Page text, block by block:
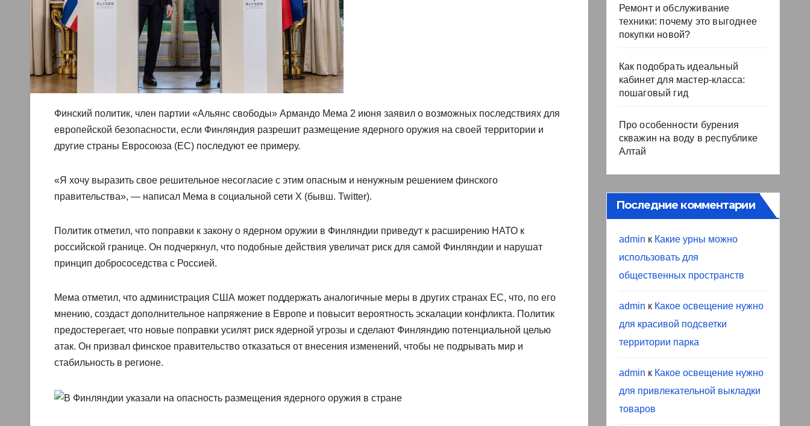
Финский политик, член партии «Альянс свободы» Армандо Мема 2 июня заявил о возможных последствиях для
европейской безопасности, если Финляндия разрешит размещение ядерного оружия на своей территории и
другие страны Евросоюза (ЕС) последуют ее примеру.
«Я хочу выразить свое решительное несогласие с этим опасным и ненужным решением финского
правительства», — написал Мема в социальной сети X (бывш. Twitter).
Политик отметил, что поправки к закону о ядерном оружии в Финляндии приведут к расширению НАТО к
российской границе. Он подчеркнул, что подобные действия увеличат риск для самой Финляндии и нарушат
принцип добрососедства с Россией.
Мема отметил, что администрация США может поддержать аналогичные меры в других странах ЕС, что, по его
мнению, создаст дополнительное напряжение в Европе и повысит вероятность эскалации конфликта. Политик
предостерегает, что новые поправки усилят риск ядерной угрозы и сделают Финляндию потенциальной целью
атак. Он призвал финское правительство отказаться от внесения изменений, чтобы не подрывать мир и
стабильность в регионе.
Ремонт и обслуживание
техники: почему это выгоднее
покупки новой?
Как подобрать идеальный
кабинет для мастер-класса:
пошаговый гид
Про особенности бурения
скважин на воду в республике
Алтай
Последние комментарии
admin к Какие урны можно
использовать для
общественных пространств
admin к Какое освещение нужно
для красивой подсветки
территории парка
admin к Какое освещение нужно
для привлекательной выкладки
товаров